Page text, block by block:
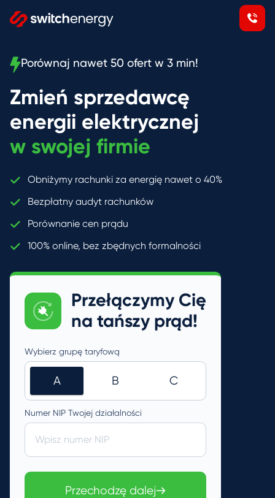
Porównaj nawet 50 ofert w 3 min!
Zmień sprzedawcę
energii elektrycznej
w swojej firmie
Obniżymy rachunki za energię nawet o 40%
Bezpłatny audyt rachunków
Porównanie cen prądu
100% online, bez zbędnych formalności
Przełączymy Cię
na tańszy prąd!
Wybierz grupę taryfową
A B C
Numer NIP Twojej działalności
Wpisz numer NIP
Przechodzę dalej